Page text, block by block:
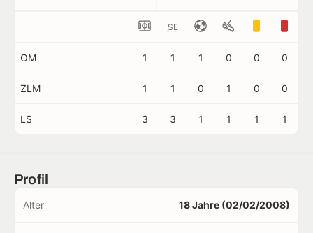
SE
OM 1 1 1 0 0 0
ZLM 1 1 0 1 0 0
LS 3 3 1 1 1 1
Profil
Alter 18 Jahre (02/02/2008)